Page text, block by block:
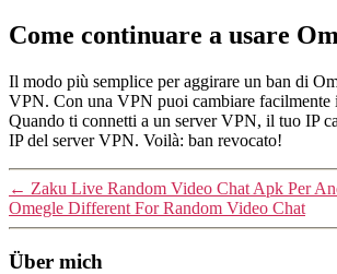
Come continuare a usare
Il modo più semplice per aggirare un ban di
VPN. Con una VPN puoi cambiare facilmente
Quando ti connetti a un server VPN, il tuo IP
IP del server VPN. Voilà: ban revocato!
← Zaku Live Random Video Chat Apk Per
Omegle Different For Random Video Chat
Über mich